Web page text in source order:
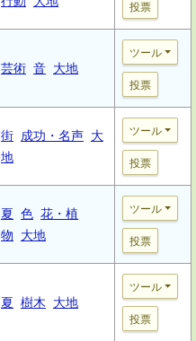
投票
芸術 音 大地
ツール
投票
街 成功・名声 大
地
ツール
投票
夏 色 花・植
物
大地
ツール
投票
夏 樹木 大地
ツール
投票